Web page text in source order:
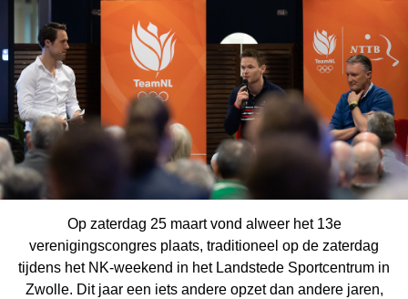
Op zaterdag 25 maart vond alweer het 13e
verenigingscongres plaats, traditioneel op de zaterdag
tijdens het NK-weekend in het Landstede Sportcentrum in
Zwolle. Dit jaar een iets andere opzet dan andere jaren,